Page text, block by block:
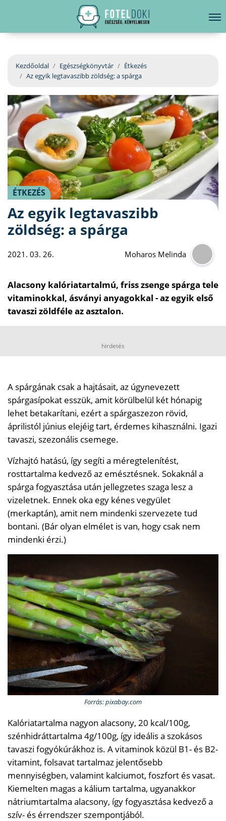
EGÉSZSÉGKÖNYVTÁR
BETEGSÉGKALAUZ
ÜGYELETKERESŐ
ORVOS VÁLASZOL
ORVOSKERESŐ
hirdetés
Kezdőoldal Egészségkönyvtár
Étkezés
Az egyik legtavaszibb zöldség: a spárga
ÉTKEZÉS
Az egyik legtavaszibb
zöldség: a spárga
2021. 03. 26. Moharos Melinda
Alacsony kalóriatartalmú, friss zsenge spárga tele
vitaminokkal, ásványi anyagokkal - az egyik első
tavaszi zöldféle az asztalon.
hirdetés
A spárgának csak a hajtásait, az úgynevezett
spárgasípokat esszük, amit körülbelül két hónapig
lehet betakarítani, ezért a spárgaszezon rövid,
áprilistól június elejéig tart, érdemes kihasználni. Igazi
tavaszi, szezonális csemege.
Vízhajtó hatású, így segíti a méregtelenítést,
rosttartalma kedvező az emésztésnek. Sokaknál a
spárga fogyasztása után jellegzetes szaga lesz a
vizeletnek. Ennek oka egy kénes vegyület
(merkaptán), amit nem mindenki szervezete tud
bontani. (Bár olyan elmélet is van, hogy csak nem
mindenki érzi.)
Forrás: pixabay.com
Kalóriatartalma nagyon alacsony, 20 kcal/100g,
szénhidráttartalma 4g/100g, így ideális a szokásos
tavaszi fogyókúrákhoz is. A vitaminok közül B1- és B2-
vitamint, folsavat tartalmaz jelentősebb
mennyiségben, valamint kalciumot, foszfort és vasat.
Kiemelten magas a kálium tartalma, ugyanakkor
nátriumtartalma alacsony, így fogyasztása kedvező a
szív- és érrendszer szempontjából.